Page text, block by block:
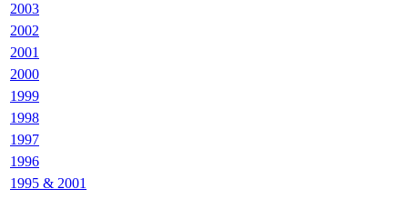
2003
2002
2001
2000
1999
1998
1997
1996
1995 & 2001